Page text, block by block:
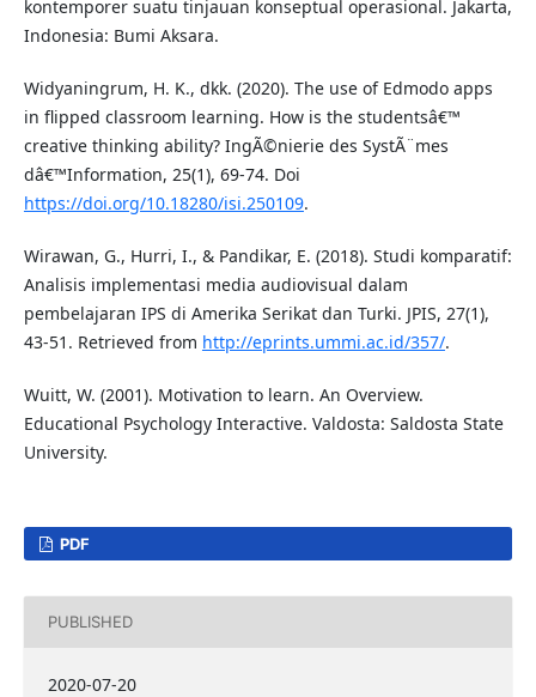
kontemporer suatu tinjauan konseptual operasional. Jakarta,
Indonesia: Bumi Aksara.
Widyaningrum, H. K., dkk. (2020). The use of Edmodo apps
in flipped classroom learning. How is the studentsâ€™
creative thinking ability? IngÃ©nierie des SystÃ¨mes
dâ€™Information, 25(1), 69-74. Doi
https://doi.org/10.18280/isi.250109.
Wirawan, G., Hurri, I., & Pandikar, E. (2018). Studi komparatif:
Analisis implementasi media audiovisual dalam
pembelajaran IPS di Amerika Serikat dan Turki. JPIS, 27(1),
43-51. Retrieved from http://eprints.ummi.ac.id/357/.
Wuitt, W. (2001). Motivation to learn. An Overview.
Educational Psychology Interactive. Valdosta: Saldosta State
University.
PDF
PUBLISHED
2020-07-20